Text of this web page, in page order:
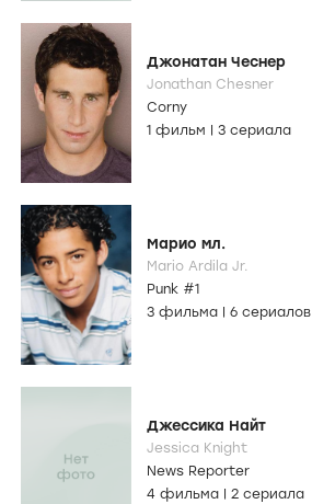
Джонатан Чеснер
Jonathan Chesner
Corny
1 фильм
3 сериала
Марио мл.
Mario Ardila Jr.
Punk #1
3 фильма
6 сериалов
Джессика Найт
Jessica Knight
News Reporter
4 фильма
2 сериала